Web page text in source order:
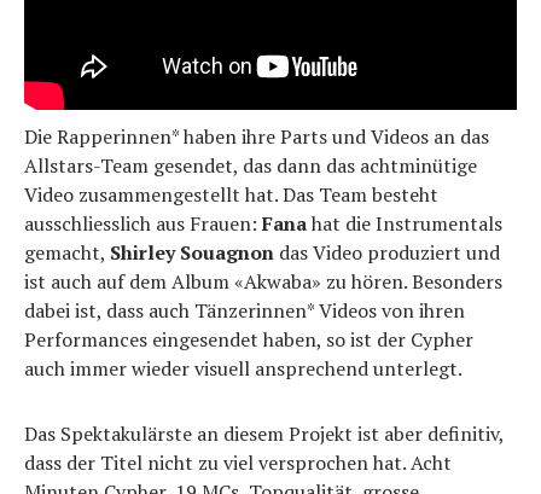
Die Rapperinnen* haben ihre Parts und Videos an das
Allstars-Team gesendet, das dann das achtminütige
Video zusammengestellt hat. Das Team besteht
ausschliesslich aus Frauen:Fanahat die Instrumentals
gemacht, Shirley Souagnon das Video produziert und
ist auch auf dem Album «Akwaba» zu hören. Besonders
dabei ist, dass auch Tänzerinnen* Videos von ihren
Performances eingesendet haben, so ist der Cypher
auch immer wieder visuell ansprechend unterlegt.
Das Spektakulärste an diesem Projekt ist aber definitiv,
dass der Titel nicht zu viel versprochen hat. Acht